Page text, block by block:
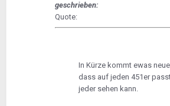
geschrieben:
Quote:
In Kürze kommt ewas
dass auf jeden 451er
jeder sehen kann.